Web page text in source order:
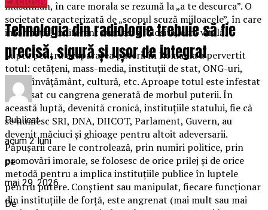
musulman, în care morala se rezumă la „a te descurca”. O
societate caracterizată de „scopul scuză mijloacele”, în care
informația, indiferent cum este folosită, este vitală.
Lupta pentru acapararea puterii în România a pervertit
totul: cetățeni, mass-media, instituții de stat, ONG-uri,
culte, învățământ, cultură, etc. Aproape totul este infestat
și virusat cu cangrena generată de morbul puterii. În
această luptă, devenită cronică, instituțiile statului, fie că
se numesc SRI, DNA, DIICOT, Parlament, Guvern, au
devenit măciuci și ghioage pentru altoit adeversarii.
Păpușarii care le controlează, prin numiri politice, prin
promovări imorale, se folosesc de orice prilej și de orice
metodă pentru a implica instituțiile publice în luptele
pentru putere. Conștient sau manipulat, fiecare funcționar
din instituțiile de forță, este angrenat (mai mult sau mai
Tehnologia din radiologie trebuie să fie
precisă, sigură și ușor de integrat
Publicat
acum 2 luni
pe
mai 29, 2026
De